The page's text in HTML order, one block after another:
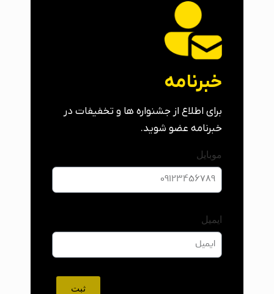
خبرنامه
برای اطلاع از جشنواره ها و تخفیفات در
خبرنامه عضو شوید.
موبایل
ایمیل
ثبت